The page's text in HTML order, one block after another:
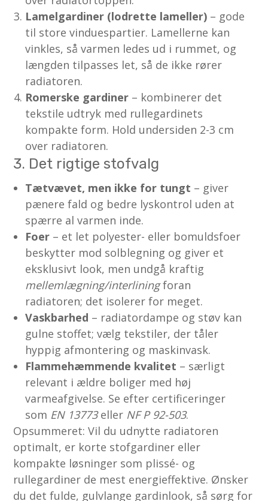
Lamelgardiner (lodrette lameller) – gode
til store vinduespartier. Lamellerne kan
vinkles, så varmen ledes ud i rummet, og
længden tilpasses let, så de ikke rører
radiatoren.
Romerske gardiner – kombinerer det
tekstile udtryk med rullegardinets
kompakte form. Hold undersiden 2-3 cm
over radiatoren.
3. Det rigtige stofvalg
Tætvævet, men ikke for tungt – giver
pænere fald og bedre lyskontrol uden at
spærre al varmen inde.
Foer – et let polyester- eller bomuldsfoer
beskytter mod solblegning og giver et
eksklusivt look, men undgå kraftig
mellemlægning/interliningforan
radiatoren; det isolerer for meget.
Vaskbarhed – radiatordampe og støv kan
gulne stoffet; vælg tekstiler, der tåler
hyppig afmontering og maskinvask.
Flammehæmmende kvalitet – særligt
relevant i ældre boliger med høj
varmeafgivelse. Se efter certificeringer
som EN 13773eller NF P 92-503.
Opsummeret: Vil du udnytte radiatoren
optimalt, er korte stofgardiner eller
kompakte løsninger som plissé- og
rullegardiner de mest energieffektive. Ønsker
du det fulde, gulvlange gardinlook, så sørg for